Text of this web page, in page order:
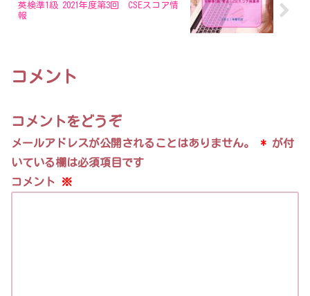
英検準1級 2021年度第3回 CSEスコア情
報
コメント
コメントをどうぞ
メールアドレスが公開されることはありません。 * が付
いている欄は必須項目です
コメント
※